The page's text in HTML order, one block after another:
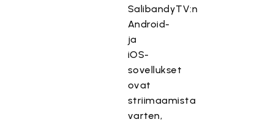
SalibandyTV:n
Android-
ja
iOS-
sovellukset
ovat
striimaamista
varten,